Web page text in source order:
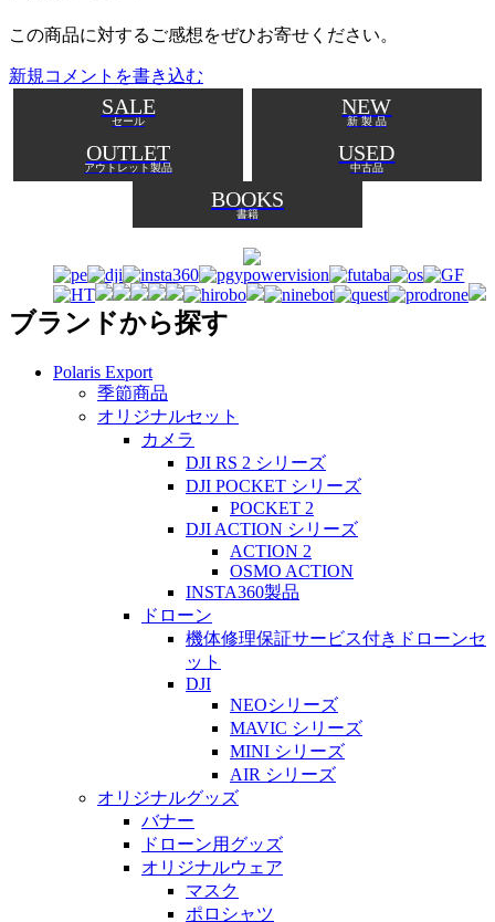
この商品に対するご感想をぜひお寄せください。
新規コメントを書き込む
SALE
セール
NEW
新 製 品
OUTLET
アウトレット製品
USED
中古品
BOOKS
書籍
ブランドから探す
Polaris Export
季節商品
オリジナルセット
カメラ
DJI RS 2 シリーズ
DJI POCKET シリーズ
POCKET 2
DJI ACTION シリーズ
ACTION 2
OSMO ACTION
INSTA360製品
ドローン
機体修理保証サービス付きドローンセ
ット
DJI
NEOシリーズ
MAVIC シリーズ
MINI シリーズ
AIR シリーズ
オリジナルグッズ
バナー
ドローン用グッズ
オリジナルウェア
マスク
ポロシャツ